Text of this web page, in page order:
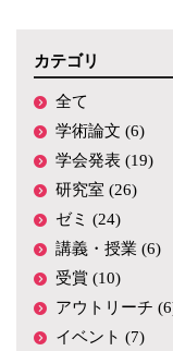
カテゴリ
全て
学術論文 (6)
学会発表 (19)
研究室 (26)
ゼミ (24)
講義・授業 (6)
受賞 (10)
アウトリーチ
イベント (7)